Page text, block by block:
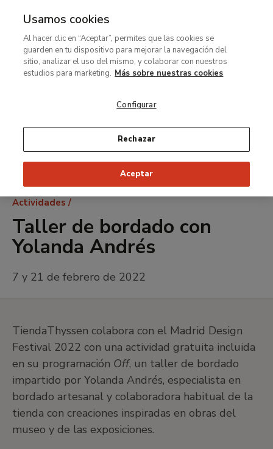
MENÚ
contenido
principal
Ruta
de
navegación
Actividades
Taller de bordado con
Yolanda Andrés
7 y 21 de febrero de 2022
TiendaThyssen colabora con el Madrid Design
Festival 2022 con una actividad gratuita incluida
en su programación Off, un taller de bordado
impartido por Yolanda Andrés, especialista en
bordado artesanal y colaboradora habitual de la
tienda con creaciones inspiradas en obras del
museo y de las exposiciones.
Usamos cookies
Al hacer clic en “Aceptar”, permites que las cookies se
guarden en tu dispositivo para mejorar la navegación del
sitio, analizar el uso del mismo, y colaborar con nuestros
estudios para marketing. Más sobre nuestras cookies
Configurar
Rechazar
Aceptar